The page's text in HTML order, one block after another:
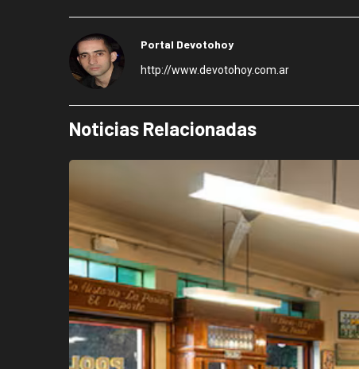
Portal Devotohoy
http://www.devotohoy.com.ar
Noticias Relacionadas